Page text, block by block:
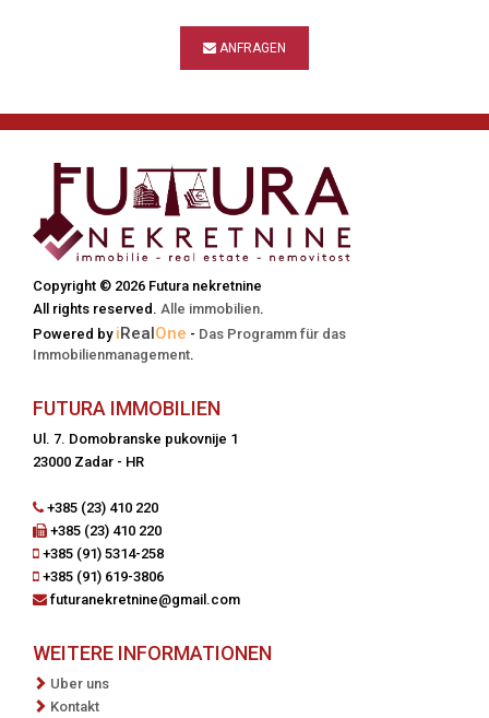
ANFRAGEN
Copyright © 2026 Futura nekretnine
All rights reserved. Alle immobilien.
Powered by iReal One - Das Programm für das
Immobilienmanagement.
FUTURA IMMOBILIEN
Ul. 7. Domobranske pukovnije 1
23000 Zadar - HR
+385 (23) 410 220
+385 (23) 410 220
+385 (91) 5314-258
+385 (91) 619-3806
futuranekretnine@gmail.com
WEITERE INFORMATIONEN
Uber uns
Kontakt